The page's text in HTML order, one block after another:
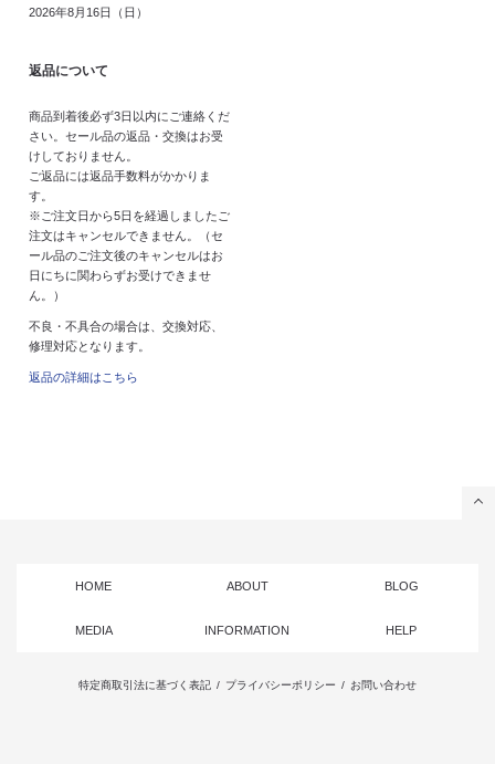
2026年8月16日（日）
返品について
商品到着後必ず3日以内にご連絡くだ
さい。セール品の返品・交換はお受
けしておりません。
ご返品には返品手数料がかかりま
す。
※ご注文日から5日を経過しましたご
注文はキャンセルできません。（セ
ール品のご注文後のキャンセルはお
日にちに関わらずお受けできませ
ん。）
不良・不具合の場合は、交換対応、
修理対応となります。
返品の詳細はこちら
HOME ABOUT BLOG
MEDIA INFORMATION HELP
特定商取引法に基づく表記 / プライバシーポリシー / お問い合わせ